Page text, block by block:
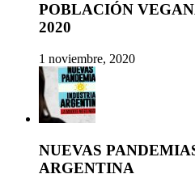
POBLACIÓN
2020
1 noviembre, 2020
NUEVAS
ARGENTINA